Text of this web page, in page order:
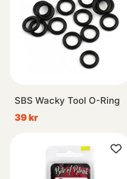
SBS Wacky Tool O-Ring
39 kr